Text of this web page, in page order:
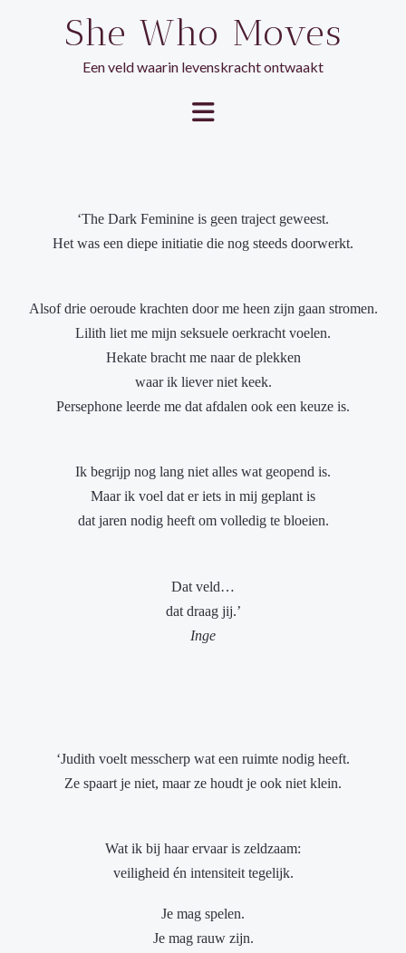
She Who Moves
Een veld waarin levenskracht ontwaakt
‘The Dark Feminine is geen traject geweest.
Het was een diepe initiatie die nog steeds doorwerkt.
Alsof drie oeroude krachten door me heen zijn gaan stromen.
Lilith liet me mijn seksuele oerkracht voelen.
Hekate bracht me naar de plekken
waar ik liever niet keek.
Persephone leerde me dat afdalen ook een keuze is.
Ik begrijp nog lang niet alles wat geopend is.
Maar ik voel dat er iets in mij geplant is
dat jaren nodig heeft om volledig te bloeien.
Dat veld…
dat draag jij.’
Inge
‘Judith voelt messcherp wat een ruimte nodig heeft.
Ze spaart je niet, maar ze houdt je ook niet klein.
Wat ik bij haar ervaar is zeldzaam:
veiligheid én intensiteit tegelijk.
Je mag spelen.
Je mag rauw zijn.